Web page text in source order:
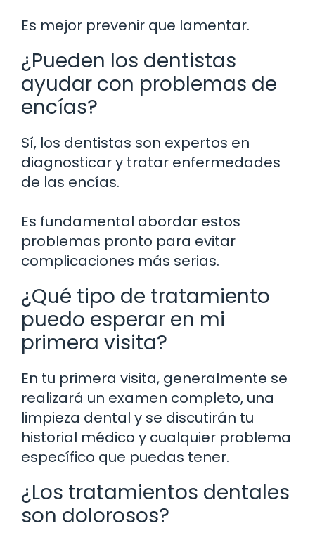
Es mejor prevenir que lamentar.
¿Pueden los dentistas
ayudar con problemas de
encías?
Sí, los dentistas son expertos en
diagnosticar y tratar enfermedades
de las encías.
Es fundamental abordar estos
problemas pronto para evitar
complicaciones más serias.
¿Qué tipo de tratamiento
puedo esperar en mi
primera visita?
En tu primera visita, generalmente se
realizará un examen completo, una
limpieza dental y se discutirán tu
historial médico y cualquier problema
específico que puedas tener.
¿Los tratamientos dentales
son dolorosos?